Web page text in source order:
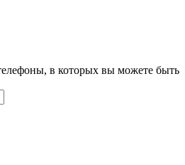
в которых вы можете быть